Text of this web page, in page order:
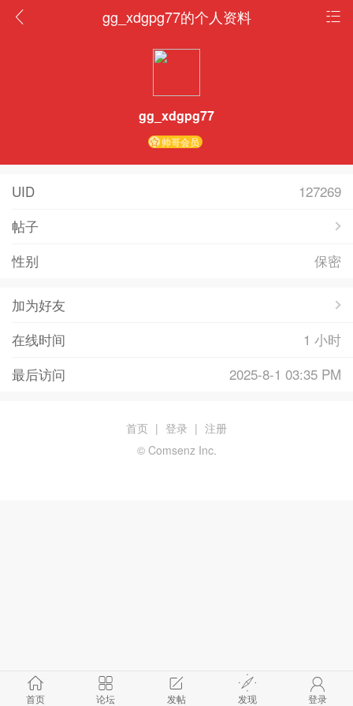
gg_xdgpg77的个人资料
gg_xdgpg77
帅哥会员
UID
127269
帖子
性别
保密
加为好友
在线时间
1 小时
最后访问
2025-8-1 03:35 PM
首页 论坛 发帖 发现 登录
首页 | 登录 | 注册
© Comsenz Inc.